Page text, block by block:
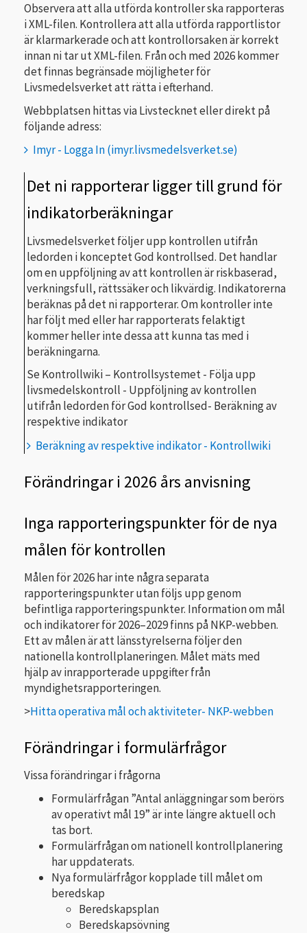
Observera att alla utförda kontroller ska rapporteras
i XML-filen. Kontrollera att alla utförda rapportlistor
är klarmarkerade och att kontrollorsaken är korrekt
innan ni tar ut XML-filen. Från och med 2026 kommer
det finnas begränsade möjligheter för
Livsmedelsverket att rätta i efterhand.
Webbplatsen hittas via Livstecknet eller direkt på
följande adress:
Imyr - Logga In (imyr.livsmedelsverket.se)
Det ni rapporterar ligger till grund för
indikatorberäkningar
Livsmedelsverket följer upp kontrollen utifrån
ledorden i konceptet God kontrollsed. Det handlar
om en uppföljning av att kontrollen är riskbaserad,
verkningsfull, rättssäker och likvärdig. Indikatorerna
beräknas på det ni rapporterar. Om kontroller inte
har följt med eller har rapporterats felaktigt
kommer heller inte dessa att kunna tas med i
beräkningarna.
Se Kontrollwiki – Kontrollsystemet - Följa upp
livsmedelskontroll - Uppföljning av kontrollen
utifrån ledorden för God kontrollsed- Beräkning av
respektive indikator
Beräkning av respektive indikator - Kontrollwiki
Förändringar i 2026 års anvisning
Inga rapporteringspunkter för de nya
målen för kontrollen
Målen för 2026 har inte några separata
rapporteringspunkter utan följs upp genom
befintliga rapporteringspunkter. Information om mål
och indikatorer för 2026–2029 finns på NKP-webben.
Ett av målen är att länsstyrelserna följer den
nationella kontrollplaneringen. Målet mäts med
hjälp av inrapporterade uppgifter från
myndighetsrapporteringen.
>Hitta operativa mål och aktiviteter- NKP-webben
Förändringar i formulärfrågor
Vissa förändringar i frågorna
Formulärfrågan ”Antal anläggningar som berörs
av operativt mål 19” är inte längre aktuell och
tas bort.
Formulärfrågan om nationell kontrollplanering
har uppdaterats.
Nya formulärfrågor kopplade till målet om
beredskap
Beredskapsplan
Beredskapsövning